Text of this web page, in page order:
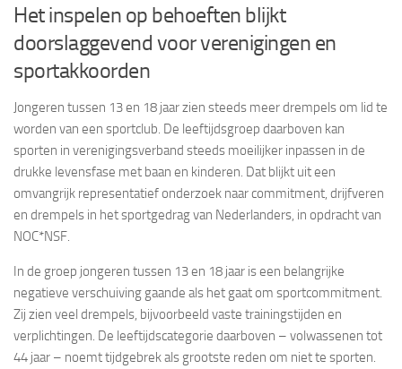
Het inspelen op behoeften blijkt
doorslaggevend voor verenigingen en
sportakkoorden
Jongeren tussen 13 en 18 jaar zien steeds meer drempels om lid te
worden van een sportclub. De leeftijdsgroep daarboven kan
sporten in verenigingsverband steeds moeilijker inpassen in de
drukke levensfase met baan en kinderen. Dat blijkt uit een
omvangrijk representatief onderzoek naar commitment, drijfveren
en drempels in het sportgedrag van Nederlanders, in opdracht van
NOC*NSF.
In de groep jongeren tussen 13 en 18 jaar is een belangrijke
negatieve verschuiving gaande als het gaat om sportcommitment.
Zij zien veel drempels, bijvoorbeeld vaste trainingstijden en
verplichtingen. De leeftijdscategorie daarboven – volwassenen tot
44 jaar – noemt tijdgebrek als grootste reden om niet te sporten.